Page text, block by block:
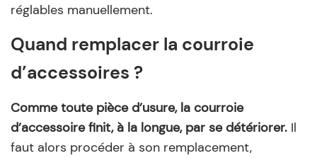
réglables manuellement.
Quand remplacer la courroie
d’accessoires ?
Comme toute pièce d’usure, la courroie
d’accessoire finit, à la longue, par se détériorer. Il
faut alors procéder à son remplacement,